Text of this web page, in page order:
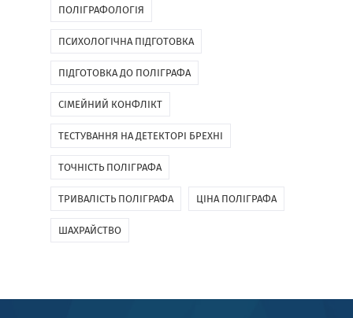
ПОЛІГРАФОЛОГІЯ
ПСИХОЛОГІЧНА ПІДГОТОВКА
ПІДГОТОВКА ДО ПОЛІГРАФА
СІМЕЙНИЙ КОНФЛІКТ
ТЕСТУВАННЯ НА ДЕТЕКТОРІ БРЕХНІ
ТОЧНІСТЬ ПОЛІГРАФА
ТРИВАЛІСТЬ ПОЛІГРАФА ЦІНА ПОЛІГРАФА
ШАХРАЙСТВО